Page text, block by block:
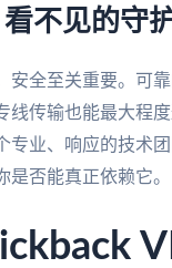
不见的守
安全至关重要。可
线传输也能最大程
专业、响应的技术
否能真正依赖它。